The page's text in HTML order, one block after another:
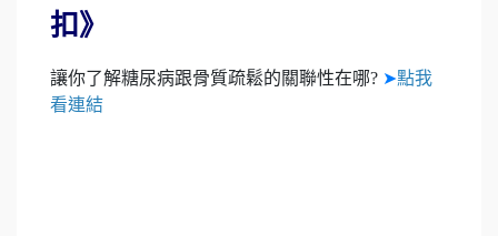
扣》
讓你了解糖尿病跟骨質疏鬆的關聯性在哪? ➤點我
看連結